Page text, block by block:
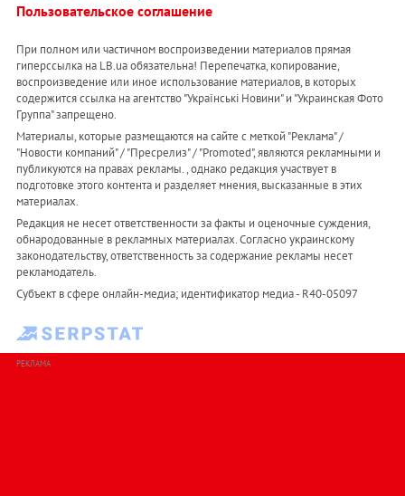
Пользовательское соглашение
При полном или частичном воспроизведении материалов прямая
гиперссылка на LB.ua обязательна! Перепечатка, копирование,
воспроизведение или иное использование материалов, в которых
содержится ссылка на агентство "Українськi Новини" и "Украинская Фото
Группа" запрещено.
Материалы, которые размещаются на сайте с меткой "Реклама" /
"Новости компаний" / "Пресрелиз" / "Promoted", являются рекламными и
публикуются на правах рекламы. , однако редакция участвует в
подготовке этого контента и разделяет мнения, высказанные в этих
материалах.
Редакция не несет ответственности за факты и оценочные суждения,
обнародованные в рекламных материалах. Согласно украинскому
законодательству, ответственность за содержание рекламы несет
рекламодатель.
Субъект в сфере онлайн-медиа; идентификатор медиа - R40-05097
РЕКЛАМА